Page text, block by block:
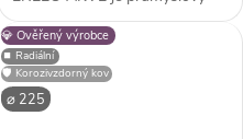
radiální ventilátor s přímým
pohonem AC, určený pro
profesionální využití. Vyniká
především unikátností
konstrukce - díky...
💎 Ověřený výrobce
⏹️ Radiální
🛡️ Korozivzdorný kov
⌀ 225